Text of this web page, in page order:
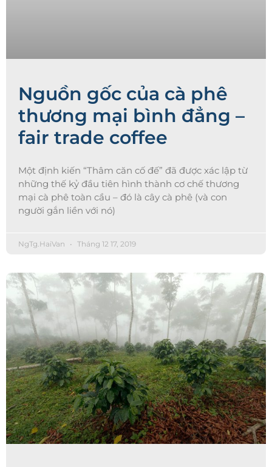
Nguồn gốc của cà phê
thương mại bình đẳng –
fair trade coffee
Một định kiến “Thâm căn cố đế” đã được xác lập từ
những thế kỷ đầu tiên hình thành cơ chế thương
mại cà phê toàn cầu – đó là cây cà phê (và con
người gắn liền với nó)
NgTg.HaiVan Tháng 12 17, 2019